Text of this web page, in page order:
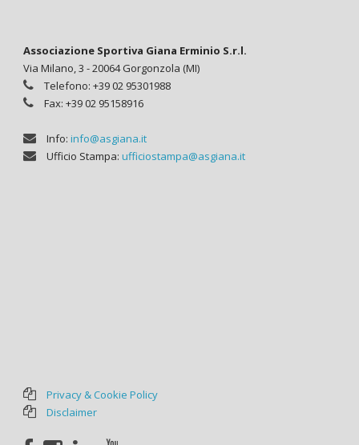
Associazione Sportiva Giana Erminio S.r.l.
Via Milano, 3 - 20064 Gorgonzola (MI)
Telefono: +39 02 95301988
Fax: +39 02 95158916
Info: info@asgiana.it
Ufficio Stampa: ufficiostampa@asgiana.it
Privacy & Cookie Policy
Disclaimer